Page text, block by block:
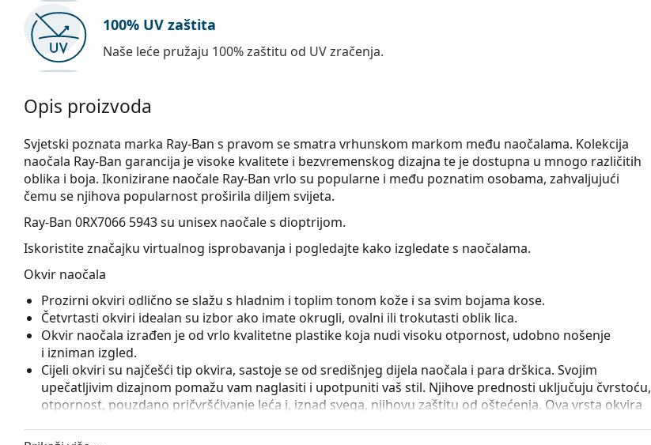
100% UV zaštita
Naše leće pružaju 100% zaštitu od UV zračenja.
Opis proizvoda
Svjetski poznata marka Ray-Ban s pravom se smatra vrhunskom markom među naočalama. Kolekcija
naočala Ray-Ban garancija je visoke kvalitete i bezvremenskog dizajna te je dostupna u mnogo različitih
oblika i boja. Ikonizirane naočale Ray-Ban vrlo su popularne i među poznatim osobama, zahvaljujući
čemu se njihova popularnost proširila diljem svijeta.
Ray-Ban 0RX7066 5943su unisex naočale s dioptrijom.
Iskoristite značajku virtualnog isprobavanja i pogledajte kako izgledate s naočalama.
Okvir naočala
Prozirni okviri odlično se slažu s hladnim i toplim tonom kože i sa svim bojama kose.
Četvrtasti okviri idealan su izbor ako imate okrugli, ovalni ili trokutasti oblik lica.
Okvir naočala izrađen je od vrlo kvalitetne plastike koja nudi visoku otpornost, udobno nošenje
i izniman izgled.
Cijeli okviri su najčešći tip okvira, sastoje se od središnjeg dijela naočala i para drškica. Svojim
upečatljivim dizajnom pomažu vam naglasiti i upotpuniti vaš stil. Njihove prednosti uključuju čvrstoću,
otpornost, pouzdano pričvršćivanje leća i, iznad svega, njihovu zaštitu od oštećenja. Ova vrsta okvira